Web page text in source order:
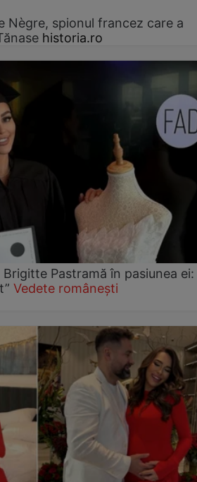
Nègre, spionul francez care a
historia.ro
Pastramă în pasiunea ei:
Vedete românești